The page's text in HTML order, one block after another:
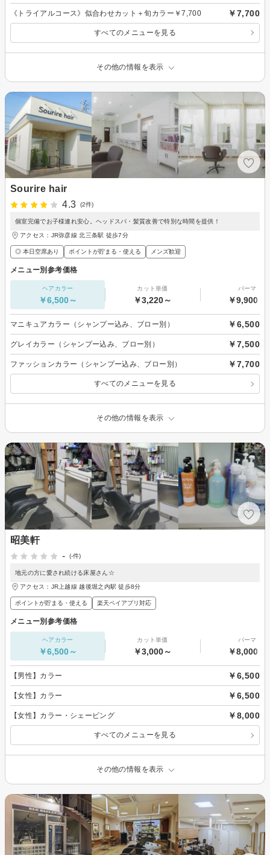
《トライアルコース》似合わせカット＋旬カラー￥7,700 ￥7,700
すべてのメニューを見る
その他の情報を表示
Sourire hair
4.3
(2件)
個室完備でお子様連れ安心。ヘッドスパ・髪質改善で特別な時間を提供！
アクセス：JR弥彦線 北三条駅 徒歩7分
◎ 本日空席あり ポイントが貯まる・使える メンズ歓迎
メニュー別参考価格
ヘアカラー
￥6,500～
カット単価
￥3,220～
パーマ
￥9,900～
マニキュアカラー（シャンプー込み、ブロー別） ￥6,500
グレイカラー（シャンプー込み、ブロー別） ￥7,500
ファッションカラー（シャンプー込み、ブロー別） ￥7,700
すべてのメニューを見る
その他の情報を表示
昭美軒
-
(-件)
地元の方に愛され続ける床屋さん☆
アクセス：JR上越線 越後堀之内駅 徒歩8分
ポイントが貯まる・使える 楽天ペイアプリ対応
メニュー別参考価格
ヘアカラー
￥6,500～
カット単価
￥3,000～
パーマ
￥8,000～
【男性】カラー ￥6,500
【女性】カラー ￥6,500
【女性】カラー・シェービング ￥8,000
すべてのメニューを見る
その他の情報を表示